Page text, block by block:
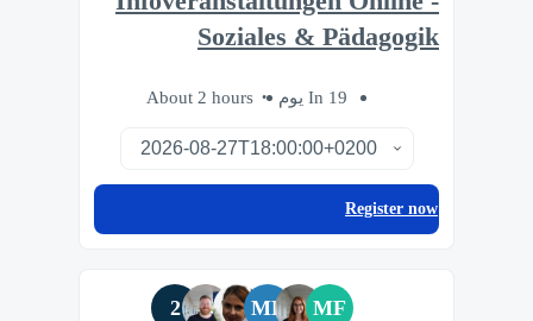
Soziales & Pädagogik
In 19 يوم About 2 hours
Register now
MF
MB
2